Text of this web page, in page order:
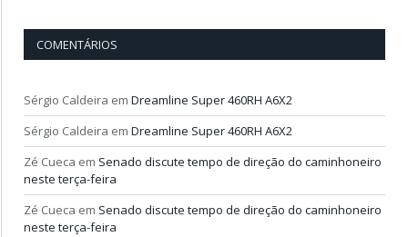
COMENTÁRIOS
Sérgio Caldeira em Dreamline Super 460RH A6X2
Sérgio Caldeira em Dreamline Super 460RH A6X2
Zé Cueca em Senado discute tempo de direção do caminhoneiro
neste terça-feira
Zé Cueca em Senado discute tempo de direção do caminhoneiro
neste terça-feira